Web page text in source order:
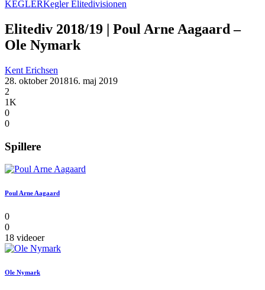
KEGLERKegler Elitedivisionen
Elitediv 2018/19 | Poul Arne Aagaard –
Ole Nymark
Kent Erichsen
28. oktober 201816. maj 2019
2
1K
0
0
Spillere
Poul Arne Aagaard
0
0
18 videoer
Ole Nymark